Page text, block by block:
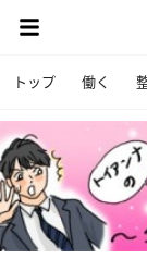
トップ 働く